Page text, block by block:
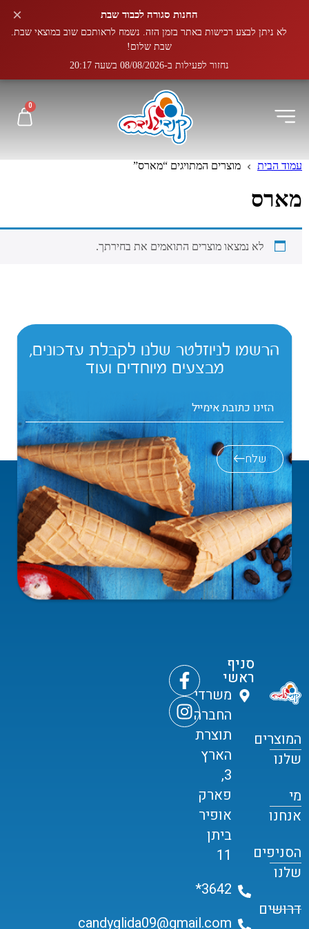
0
עמוד הבית מוצרים המתויגים “מארס”
מארס
לא נמצאו מוצרים התואמים את בחירתך.
הרשמו לניוזלטר שלנו לקבלת עדכונים,
מבצעים מיוחדים ועוד
שלח
המוצרים
שלנו
מי
אנחנו
הסניפים
שלנו
דרושים
סניף
ראשי
משרדי
החברה
תוצרת
הארץ
3,
פארק
אופיר
ביתן
11
3642*
candyglida09@gmail.com
החנות סגורה לכבוד שבת
לא ניתן לבצע רכישות באתר בזמן הזה. נשמח לראותכם שוב במוצאי שבת.
שבת שלום!
נחזור לפעילות ב-08/08/2026 בשעה 20:17
×